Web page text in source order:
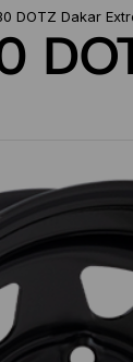
DOTZ Dakar